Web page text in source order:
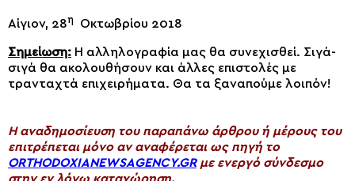
Αίγιον, 28η Οκτωβρίου 2018
Σημείωση: Η αλληλογραφία μας θα συνεχισθεί. Σιγά-
σιγά θα ακολουθήσουν και άλλες επιστολές με
τρανταχτά επιχειρήματα. Θα τα ξαναπούμε λοιπόν!
H αναδημοσίευση του παραπάνω άρθρου ή μέρους του
επιτρέπεται μόνο αν αναφέρεται ως πηγή το
ORTHODOXIANEWSAGENCY.GRμε ενεργό σύνδεσμο